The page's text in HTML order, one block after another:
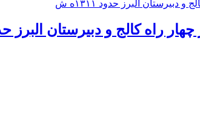
كالج و دبيرستان البرز حدود